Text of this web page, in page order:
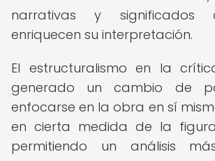
narrativas y significados
enriquecen su interpretación.
El estructuralismo en la
generado un cambio de
enfocarse en la obra en sí
en cierta medida de la
permitiendo un análisis